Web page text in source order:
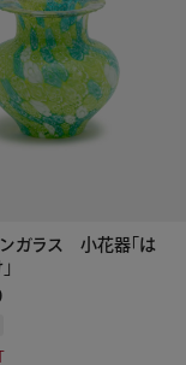
ガラス 小花器「は